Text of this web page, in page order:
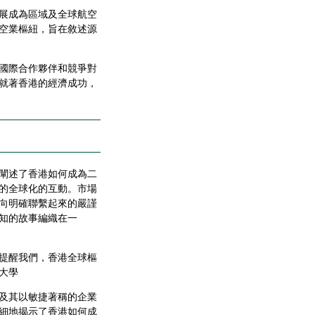
成為區域及全球航空
業樞紐，旨在敘述源
際合作夥伴和競爭對
著香港的經濟成功，
述了香港如何成為二
全球化的互動。市場
明確聯繫起來的嚴謹
的故事編織在一
醒我們，香港全球樞
學
其以敏捷著稱的企業
地揭示了香港如何成